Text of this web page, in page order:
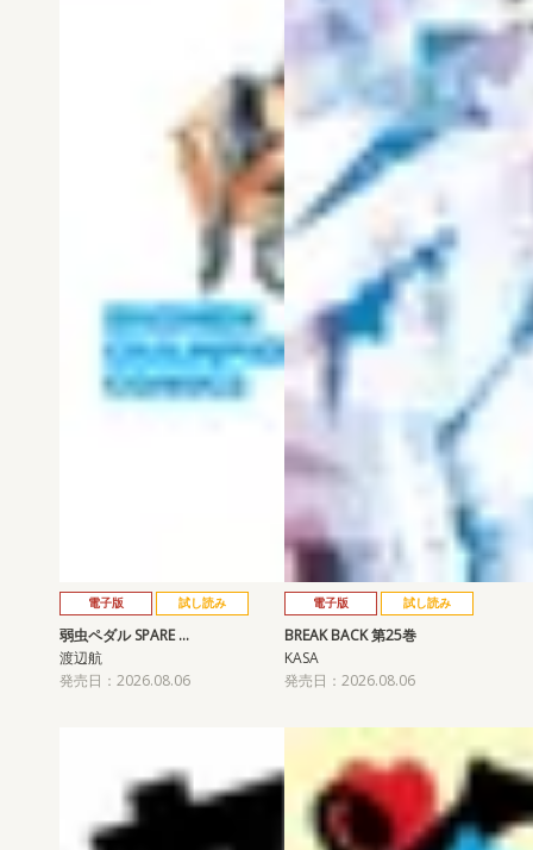
電子版 試し読み
弱虫ペダル SPARE …
渡辺航
発売日：2026.08.06
電子版 試し読み
BREAK BACK 第25巻
KASA
発売日：2026.08.06